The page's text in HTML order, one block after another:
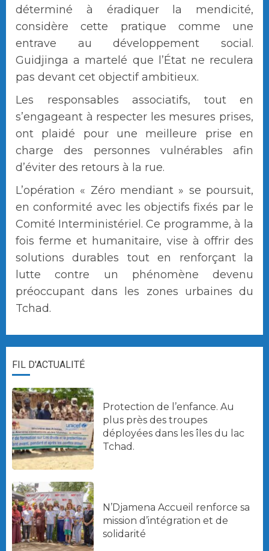
déterminé à éradiquer la mendicité,
considère cette pratique comme une
entrave au développement social.
Guidjinga a martelé que l’État ne reculera
pas devant cet objectif ambitieux.
Les responsables associatifs, tout en
s’engageant à respecter les mesures prises,
ont plaidé pour une meilleure prise en
charge des personnes vulnérables afin
d’éviter des retours à la rue.
L’opération « Zéro mendiant » se poursuit,
en conformité avec les objectifs fixés par le
Comité Interministériel. Ce programme, à la
fois ferme et humanitaire, vise à offrir des
solutions durables tout en renforçant la
lutte contre un phénomène devenu
préoccupant dans les zones urbaines du
Tchad.
FIL D'ACTUALITÉ
Protection de l’enfance. Au
plus près des troupes
déployées dans les îles du lac
Tchad.
N’Djamena Accueil renforce sa
mission d’intégration et de
solidarité